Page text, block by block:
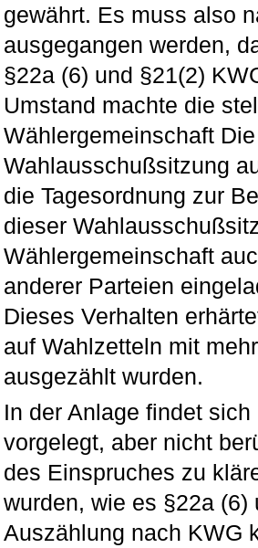
gewährt. Es muss also
ausgegangen werden,
§22a (6) und §21(2)
Umstand machte die
Wählergemeinschaft
Wahlausschußsitzung
die Tagesordnung zur
dieser
Wählergemeinschaft
anderer Parteien
Dieses Verhalten
auf Wahlzetteln mit
ausgezählt wurden.
In der Anlage findet
vorgelegt, aber nicht
des Einspruches zu
wurden, wie es §22a
Auszählung nach KWG